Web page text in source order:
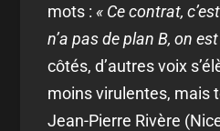
mots :« Ce contrat,
n’a pas de plan B, on
côtés, d’autres voix
moins virulentes, mais
Jean-Pierre Rivère